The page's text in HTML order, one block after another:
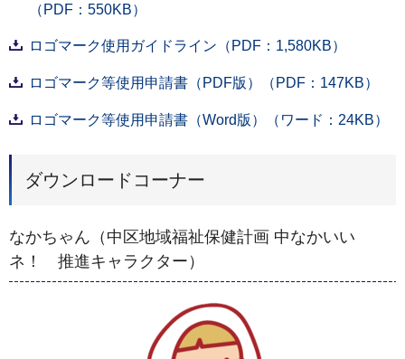
（PDF：550KB）
ロゴマーク使用ガイドライン（PDF：1,580KB）
ロゴマーク等使用申請書（PDF版）（PDF：147KB）
ロゴマーク等使用申請書（Word版）（ワード：24KB）
ダウンロードコーナー
なかちゃん（中区地域福祉保健計画 中なかいい
ネ！ 推進キャラクター）